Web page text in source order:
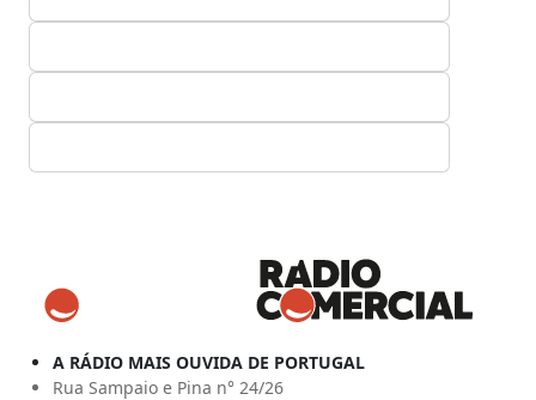
A RÁDIO MAIS OUVIDA DE PORTUGAL
Rua Sampaio e Pina n° 24/26